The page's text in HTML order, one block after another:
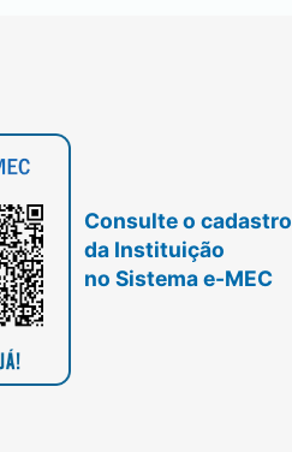
Consulte o cadastro
da Instituição
no Sistema e-MEC